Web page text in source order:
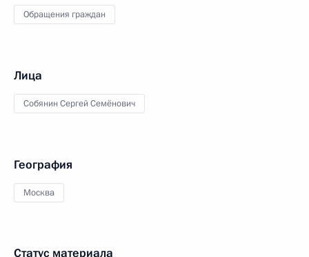
Обращения граждан
Лица
Собянин Сергей Семёнович
География
Москва
Статус материала